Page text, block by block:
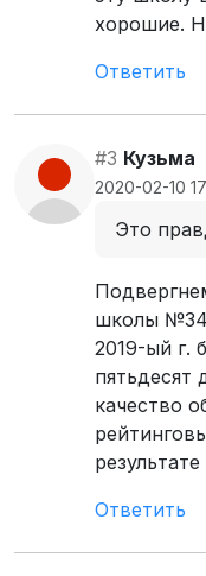
хорошие.
Ответить
#3 Кузьма
2020-02-10
Это
школы №34
2019-ый г.
пятьдесят
качество
Ответить